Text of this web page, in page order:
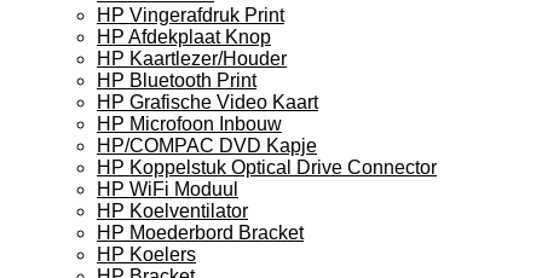
HP Vingerafdruk Print
HP Afdekplaat Knop
HP Kaartlezer/Houder
HP Bluetooth Print
HP Grafische Video Kaart
HP Microfoon Inbouw
HP/COMPAC DVD Kapje
HP Koppelstuk Optical Drive Connector
HP WiFi Moduul
HP Koelventilator
HP Moederbord Bracket
HP Koelers